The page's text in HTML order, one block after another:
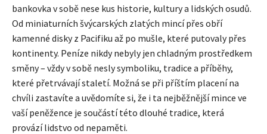
bankovka v sobě nese kus historie, kultury a lidských osudů.
Od miniaturních švýcarských zlatých mincí přes obří
kamenné disky z Pacifiku až po mušle, které putovaly přes
kontinenty. Peníze nikdy nebyly jen chladným prostředkem
směny – vždy v sobě nesly symboliku, tradice a příběhy,
které přetrvávají staletí. Možná se při příštím placení na
chvíli zastavíte a uvědomíte si, že i ta nejběžnější mince ve
vaší peněžence je součástí této dlouhé tradice, která
provází lidstvo od nepaměti.